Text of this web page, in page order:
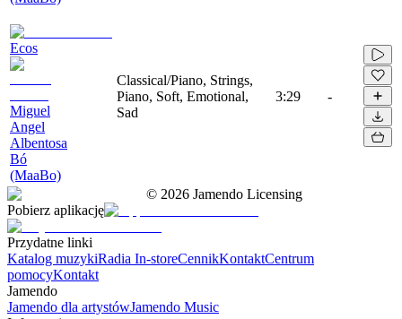
Ecos
Miguel
Angel
Albentosa
Bó
(MaaBo)
Classical/Piano, Strings,
Piano, Soft, Emotional,
Sad
3:29 -
© 2026 Jamendo Licensing
Pobierz aplikację
Przydatne linki
Katalog muzykiRadia In-storeCennikKontaktCentrum
pomocyKontakt
Jamendo
Jamendo dla artystówJamendo Music